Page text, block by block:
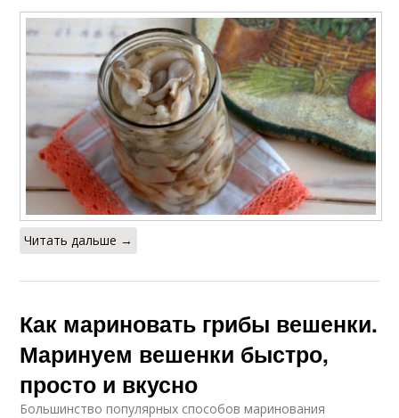
Читать дальше →
Как мариновать грибы вешенки.
Маринуем вешенки быстро,
просто и вкусно
Большинство популярных способов маринования